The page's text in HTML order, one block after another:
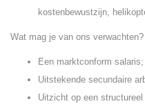
kostenbewustzijn,
Wat mag je van ons verwachten?
Een marktconform salaris;
Uitstekende secundaire
Uitzicht op een